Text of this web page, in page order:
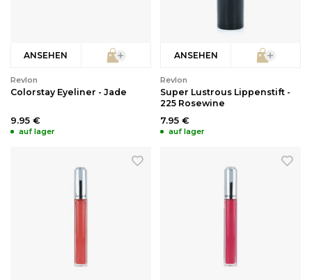
ANSEHEN
Revlon
Colorstay Eyeliner - Jade
9.95 €
auf lager
ANSEHEN
Revlon
Super Lustrous Lippenstift -
225 Rosewine
7.95 €
auf lager